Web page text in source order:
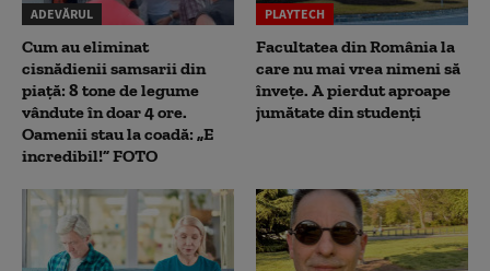
ADEVĂRUL
Cum au eliminat
cisnădienii samsarii din
piață: 8 tone de legume
vândute în doar 4 ore.
Oamenii stau la coadă: „E
incredibil!” FOTO
PLAYTECH
Facultatea din România la
care nu mai vrea nimeni să
înveţe. A pierdut aproape
jumătate din studenţi